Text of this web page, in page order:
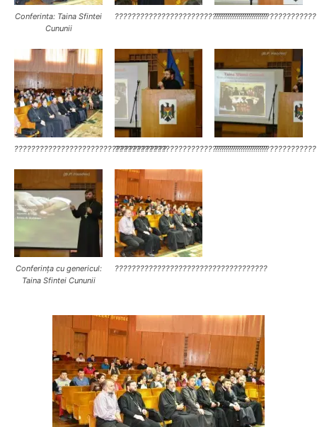
Conferinta: Taina Sfintei
Cununii
????????????????????????????????????
????????????????????????????????????????????????????????????????????????
Conferința cu genericul:
Taina Sfintei Cununii
????????????????????????????????????